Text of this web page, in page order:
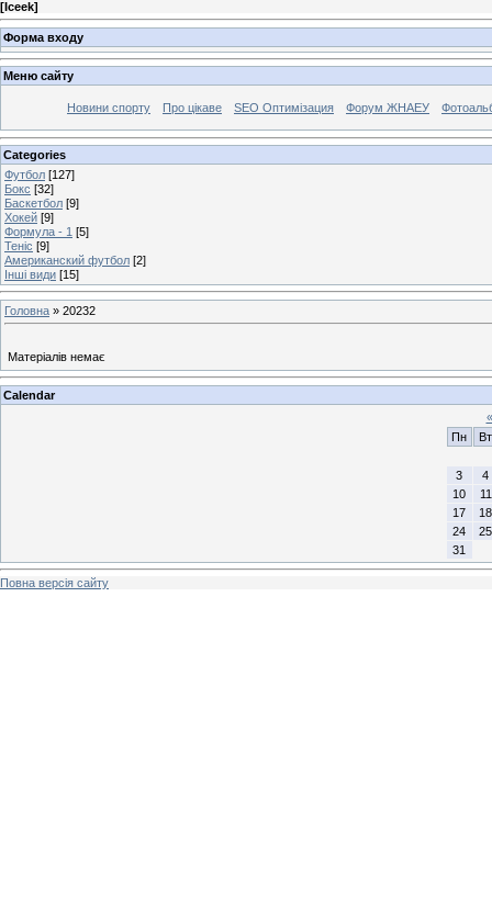
[Iceek]
Форма входу
Меню сайту
Новини спорту Про цікаве SEO Оптимізация Форум ЖНАЕУ
Categories
Футбол [127]
Бокс [32]
Баскетбол [9]
Хокей [9]
Формула - 1 [5]
Теніс [9]
Американский футбол [2]
Інші види [15]
Головна » 20232
Матеріалів немає
Calendar
«
Пн
Вт
3
4
10
11
17
18
24
25
31
Повна версія сайту